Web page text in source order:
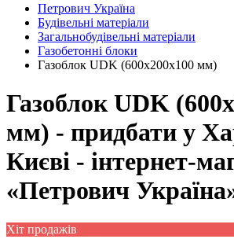
Петрович Україна
Будівельні матеріали
Загальнобудівельні матеріали
Газобетонні блоки
Газоблок UDK (600x200x100 мм)
Газоблок UDK
мм) - придбати у
Києві - інтернет-
«Петрович
Хіт продажів